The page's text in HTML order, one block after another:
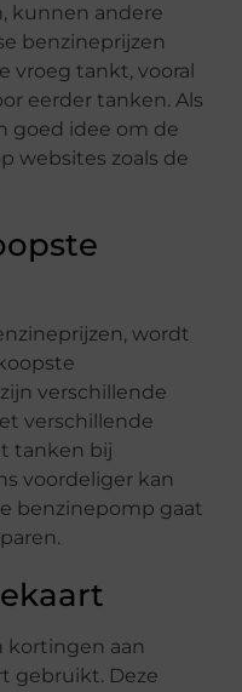
kunnen andere
benzineprijzen
vroeg tankt, vooral
eerder tanken. Als
goed idee om de
websites zoals de
wordt
verschillende
verschillende
tanken bij
voordeliger kan
benzinepomp gaat
kortingen aan
gebruikt. Deze